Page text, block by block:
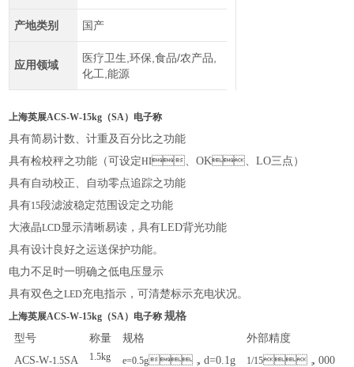
产地类别 国产
应用领域
医疗卫生,环保,食品/农产品,
化工,能源
上海英展ACS-W-15kg（SA）电子称
具有简易计数、计重及百分比之功能
具有检校秤之功能（可设定HI、OK、LO三点）
具有自动校正、自动零点追踪之功能
具有15段滤波稳定范围设定之功能
大液晶LCD显示清晰易读，具有LED背光功能
具有设计良好之运送保护功能。
电力不足时一明确之低电压显示
具有双色之LED充电指示，可清楚标示充电状况。
上海英展ACS-W-15kg（SA）电子称 规格
型号
称量 规格
外部精度
ACS-W-1.5SA 1.5kg e=0.5g，d=0.1g 1/15，000